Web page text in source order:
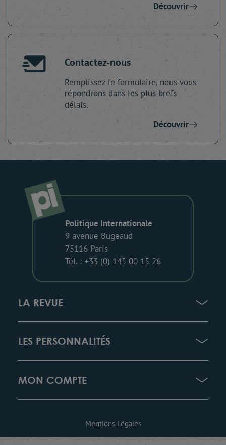
Découvrir
Contactez-nous
Remplissez le formulaire, nous vous
répondrons dans les plus brefs
délais.
Découvrir
Politique Internationale
9 avenue Bugeaud
75116 Paris
Tél. : +33 (0) 145 00 15 26
LA REVUE
LES PERSONNALITÉS
MON COMPTE
Mentions Légales